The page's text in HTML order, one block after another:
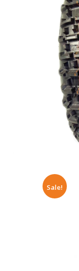
Sale!